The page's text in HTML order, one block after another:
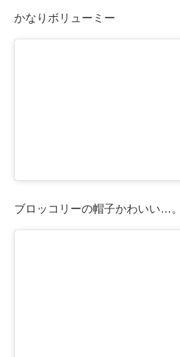
かなりボリューミー
ブロッコリーの帽子かわいい…。